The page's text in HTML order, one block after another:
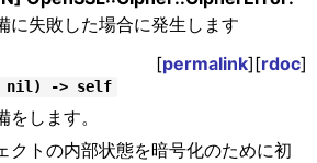
に失敗した場合に発生します
[permalink][rdoc]
nil) -> self
します。
クトの内部状態を暗号化のために初